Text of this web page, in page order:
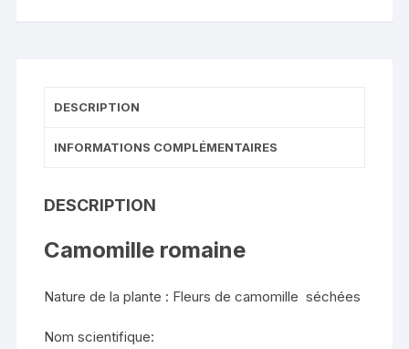
DESCRIPTION
INFORMATIONS COMPLÉMENTAIRES
DESCRIPTION
Camomille romaine
Nature de la plante : Fleurs de camomille séchées
Nom scientifique: